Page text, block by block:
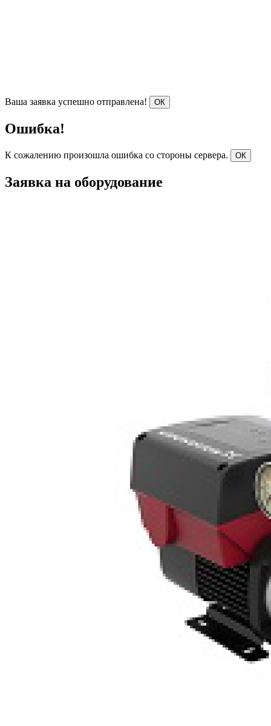
Ваша заявка успешно отправлена! ОК
Ошибка!
К сожалению произошла ошибка со стороны сервера. ОК
Заявка на оборудование